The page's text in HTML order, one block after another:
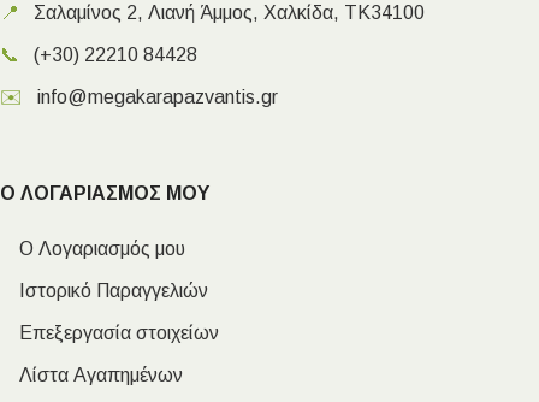
📍 Σαλαμίνος 2, Λιανή Άμμος, Χαλκίδα, ΤΚ34100
📞 (+30) 22210 84428
✉️ info@megakarapazvantis.gr
Ο ΛΟΓΑΡΙΑΣΜΟΣ ΜΟΥ
Ο Λογαριασμός μου
Ιστορικό Παραγγελιών
Επεξεργασία στοιχείων
Λίστα Αγαπημένων